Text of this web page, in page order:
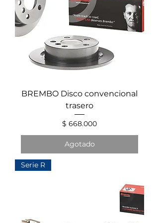
BREMBO Disco convencional
trasero
Precio
$ 668.000
Agotado
Serie R